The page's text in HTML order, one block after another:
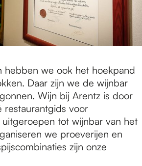
hebben we ook het hoekpand
Daar zijn we de wijnbar
Wijn bij Arentz is door
voor
tot wijnbar van het
we proeverijen en
zijn onze